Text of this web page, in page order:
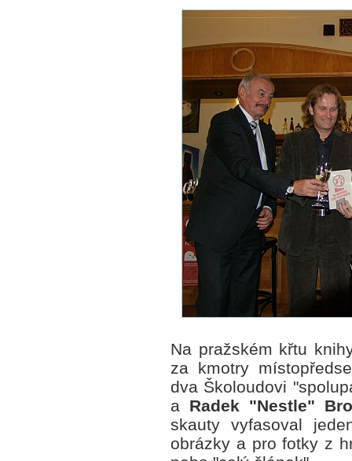
Na pražském křtu
za kmotry
dva Školoudovi
a Radek "Nestle"
skauty vyfasoval
obrázky a pro fotky z